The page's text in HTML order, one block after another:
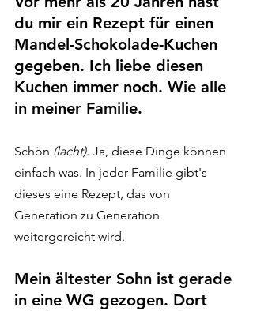
du mir ein Rezept für einen
Mandel-Schokolade-Kuchen
gegeben. Ich liebe diesen
Kuchen immer noch. Wie alle
in meiner Familie.
Schön (lacht). Ja, diese Dinge können
einfach was. In jeder Familie gibt's
dieses eine Rezept, das von
Generation zu Generation
weitergereicht wird.
Mein ältester Sohn ist gerade
in eine WG gezogen. Dort